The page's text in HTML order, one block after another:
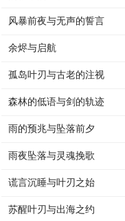
风暴前夜与无声的誓言
余烬与启航
孤岛叶刃与古老的注视
森林的低语与剑的轨迹
雨的预兆与坠落前夕
雨夜坠落与灵魂挽歌
谎言沉睡与叶刃之始
苏醒叶刃与出海之约